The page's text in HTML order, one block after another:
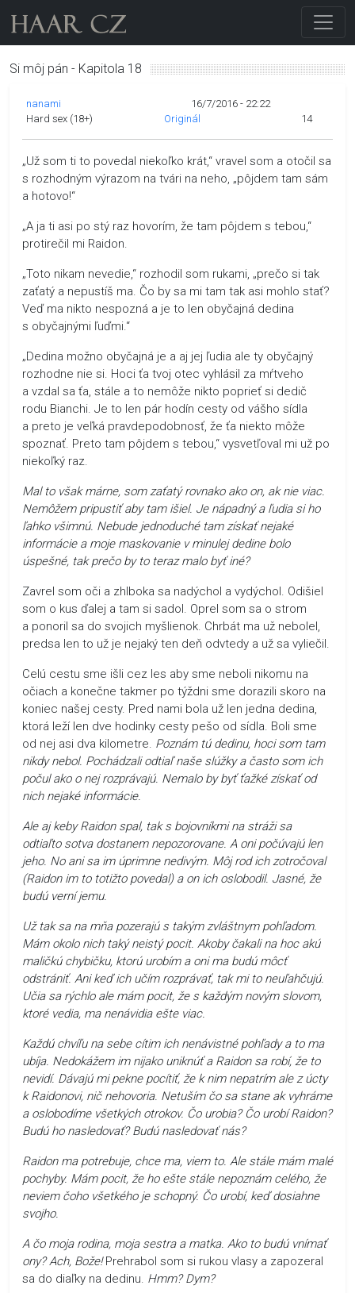
Si môj pán - Kapitola 18
nanami
16/7/2016 - 22:22
Hard sex (18+)
Originál 14
„Už som ti to povedal niekoľko krát,“ vravel som a otočil sa
s rozhodným výrazom na tvári na neho, „pôjdem tam sám
a hotovo!“
„A ja ti asi po stý raz hovorím, že tam pôjdem s tebou,“
protirečil mi Raidon.
„Toto nikam nevedie,“ rozhodil som rukami, „prečo si tak
zaťatý a nepustíš ma. Čo by sa mi tam tak asi mohlo stať?
Veď ma nikto nespozná a je to len obyčajná dedina
s obyčajnými ľuďmi.“
„Dedina možno obyčajná je a aj jej ľudia ale ty obyčajný
rozhodne nie si. Hoci ťa tvoj otec vyhlásil za mŕtveho
a vzdal sa ťa, stále a to nemôže nikto poprieť si dedič
rodu Bianchi. Je to len pár hodín cesty od vášho sídla
a preto je veľká pravdepodobnosť, že ťa niekto môže
spoznať. Preto tam pôjdem s tebou,“ vysvetľoval mi už po
niekoľký raz.
Mal to však márne, som zaťatý rovnako ako on, ak nie viac.
Nemôžem pripustiť aby tam išiel. Je nápadný a ľudia si ho
ľahko všimnú. Nebude jednoduché tam získať nejaké
informácie a moje maskovanie v minulej dedine bolo
úspešné, tak prečo by to teraz malo byť iné?
Zavrel som oči a zhlboka sa nadýchol a vydýchol. Odišiel
som o kus ďalej a tam si sadol. Oprel som sa o strom
a ponoril sa do svojich myšlienok. Chrbát ma už nebolel,
predsa len to už je nejaký ten deň odvtedy a už sa vyliečil.
Celú cestu sme išli cez les aby sme neboli nikomu na
očiach a konečne takmer po týždni sme dorazili skoro na
koniec našej cesty. Pred nami bola už len jedna dedina,
ktorá leží len dve hodinky cesty pešo od sídla. Boli sme
od nej asi dva kilometre. Poznám tú dedinu, hoci som tam
nikdy nebol. Pochádzali odtiaľ naše slúžky a často som ich
počul ako o nej rozprávajú. Nemalo by byť ťažké získať od
nich nejaké informácie.
Ale aj keby Raidon spal, tak s bojovníkmi na stráži sa
odtiaľto sotva dostanem nepozorovane. A oni počúvajú len
jeho. No ani sa im úprimne nedivým. Môj rod ich zotročoval
(Raidon im to totižto povedal) a on ich oslobodil. Jasné, že
budú verní jemu.
Už tak sa na mňa pozerajú s takým zvláštnym pohľadom.
Mám okolo nich taký neistý pocit. Akoby čakali na hoc akú
maličkú chybičku, ktorú urobím a oni ma budú môcť
odstrániť. Ani keď ich učím rozprávať, tak mi to neuľahčujú.
Učia sa rýchlo ale mám pocit, že s každým novým slovom,
ktoré vedia, ma nenávidia ešte viac.
Každú chvíľu na sebe cítim ich nenávistné pohľady a to ma
ubíja. Nedokážem im nijako uniknúť a Raidon sa robí, že to
nevidí. Dávajú mi pekne pocítiť, že k nim nepatrím ale z úcty
k Raidonovi, nič nehovoria. Netuším čo sa stane ak vyhráme
a oslobodíme všetkých otrokov. Čo urobia? Čo urobí Raidon?
Budú ho nasledovať? Budú nasledovať nás?
Raidon ma potrebuje, chce ma, viem to. Ale stále mám malé
pochyby. Mám pocit, že ho ešte stále nepoznám celého, že
neviem čoho všetkého je schopný. Čo urobí, keď dosiahne
svojho.
A čo moja rodina, moja sestra a matka. Ako to budú vnímať
ony? Ach, Bože!Prehrabol som si rukou vlasy a zapozeral
sa do diaľky na dedinu. Hmm? Dym?